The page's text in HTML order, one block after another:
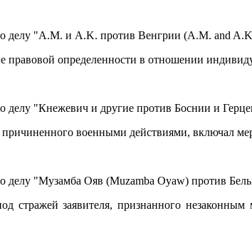
"A.M. и A.K. против Венгрии (A.M. and
правовой определенности в отношении
"Кнежевич и другие против Боснии и
военными действиями, включал
"Музамба Ояв (Muzamba Oyaw) против
стражей заявителя, признанного